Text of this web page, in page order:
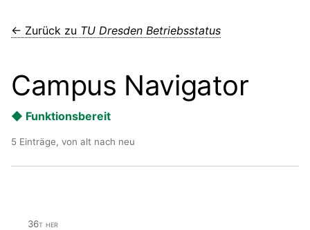
← Zurück zu TU Dresden Betriebsstatus
Campus Navigator
◆ Funktionsbereit
5 Einträge, von alt nach neu
36t her